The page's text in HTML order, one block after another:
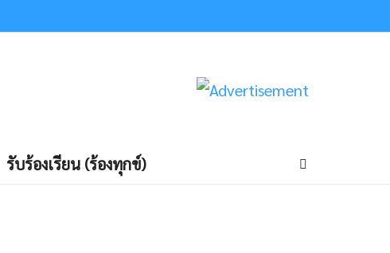
รับร้องเรียน (ร้องทุกข์)